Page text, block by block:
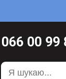
066 00 99
099 20 51